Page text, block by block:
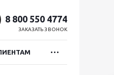
8 800 550 4774
ЗАКАЗАТЬ ЗВОНОК